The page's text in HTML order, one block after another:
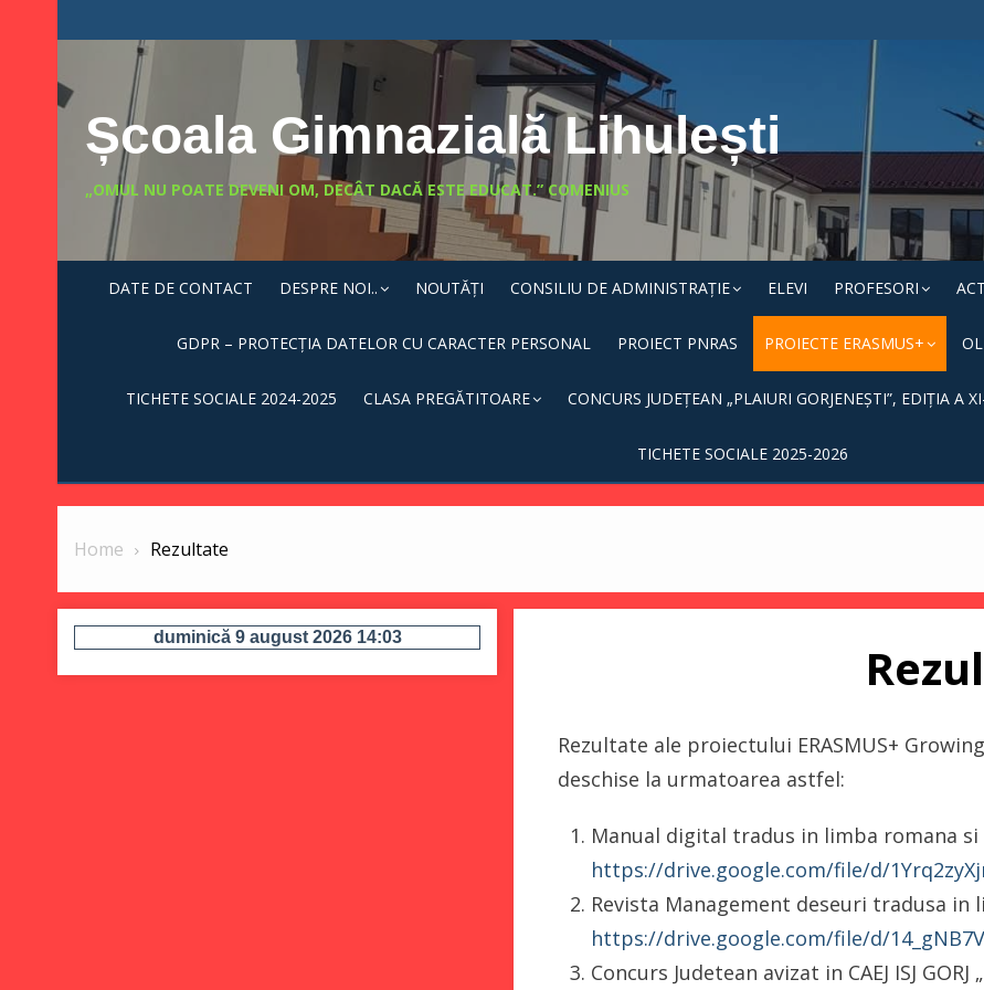
to
content
Școala Gimnazială Lihulești
„OMUL NU POATE DEVENI OM, DECÂT DACĂ ESTE EDUCAT.” COMENIUS
DATE DE CONTACT DESPRE NOI.. NOUTĂȚI CONSILIU DE ADMINISTRAȚIE ELEVI PROFESORI
GDPR – PROTECȚIA DATELOR CU CARACTER PERSONAL PROIECT PNRAS PROIECTE ERASMUS+
TICHETE SOCIALE 2024-2025 CLASA PREGĂTITOARE CONCURS JUDEȚEAN „PLAIURI GORJENEȘTI”, EDIȚIA A
TICHETE SOCIALE 2025-2026
Home Rezultate
Rezultate ale proiectului ERASMUS+
deschise la urmatoarea astfel:
Manual digital tradus in limba romana si
https://drive.google.com/file/d/
Revista Management deseuri tradusa in
https://drive.google.com/file/d/
Concurs Judetean avizat in CAEJ ISJ